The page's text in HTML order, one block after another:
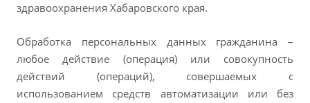
здравоохранения Хабаровского края.
Обработка персональных данных гражданина –
любое действие (операция) или совокупность
действий (операций), совершаемых с
использованием средств автоматизации или без